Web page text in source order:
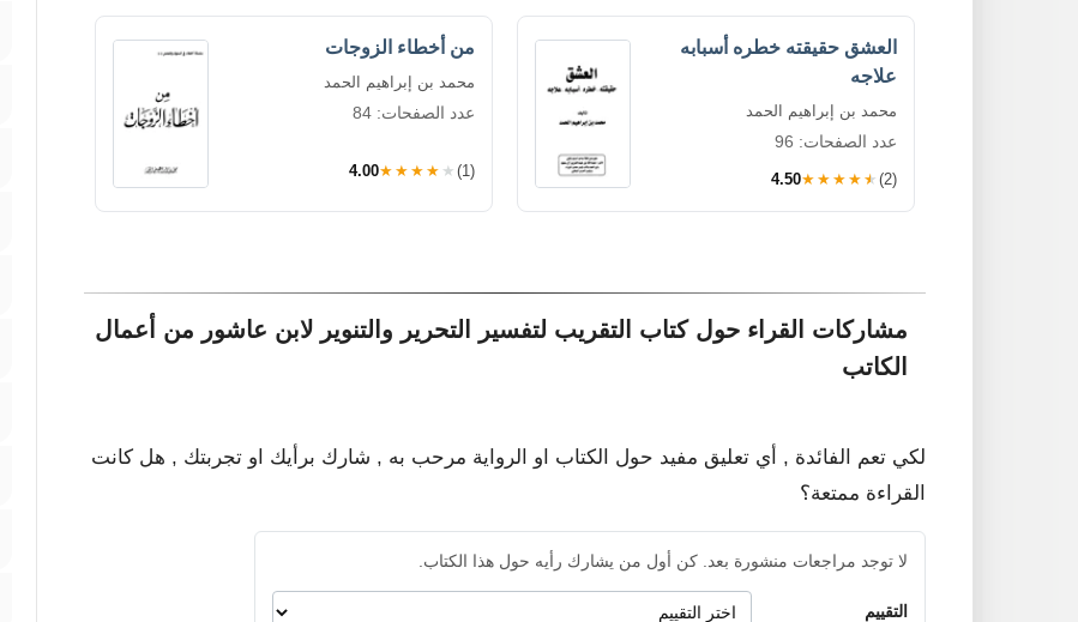
العشق حقيقته خطره أسبابه
علاجه
محمد بن إبراهيم الحمد
عدد الصفحات: 96
4.50★★★★★ (2)
من أخطاء الزوجات
محمد بن إبراهيم الحمد
عدد الصفحات: 84
4.00★★★★★ (1)
مشاركات القراء حول كتاب التقريب لتفسير التحرير والتنوير لابن عاشور من أعمال
الكاتب
لكي تعم الفائدة , أي تعليق مفيد حول الكتاب او الرواية مرحب به , شارك برأيك او تجربتك , هل كانت
القراءة ممتعة؟
لا توجد مراجعات منشورة بعد. كن أول من يشارك رأيه حول هذا الكتاب.
التقييم